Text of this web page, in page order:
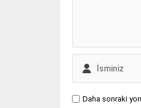
Daha sonraki